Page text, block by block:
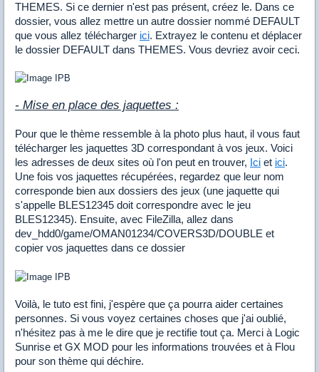
THEMES. Si ce dernier n'est pas présent, créez le. Dans ce
dossier, vous allez mettre un autre dossier nommé DEFAULT
que vous allez télécharger ici. Extrayez le contenu et déplacer
le dossier DEFAULT dans THEMES. Vous devriez avoir ceci.
- Mise en place des jaquettes :
Pour que le thème ressemble à la photo plus haut, il vous faut
télécharger les jaquettes 3D correspondant à vos jeux. Voici
les adresses de deux sites où l'on peut en trouver, Ici et ici.
Une fois vos jaquettes récupérées, regardez que leur nom
corresponde bien aux dossiers des jeux (une jaquette qui
s'appelle BLES12345 doit correspondre avec le jeu
BLES12345). Ensuite, avec FileZilla, allez dans
dev_hdd0/game/OMAN01234/COVERS3D/DOUBLE et
copier vos jaquettes dans ce dossier
Voilà, le tuto est fini, j'espère que ça pourra aider certaines
personnes. Si vous voyez certaines choses que j'ai oublié,
n'hésitez pas à me le dire que je rectifie tout ça. Merci à Logic
Sunrise et GX MOD pour les informations trouvées et à Flou
pour son thème qui déchire.